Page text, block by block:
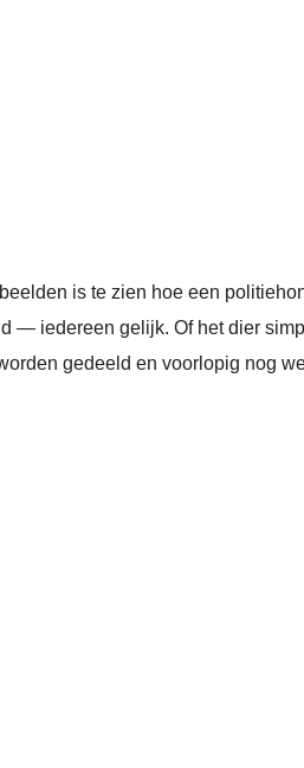
is te zien hoe een
— iedereen gelijk. Of het dier
gedeeld en voorlopig nog